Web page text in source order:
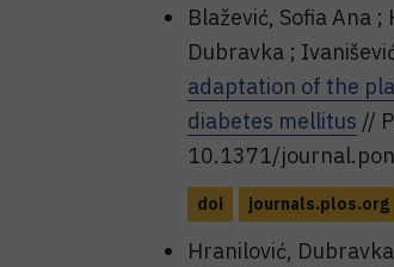
Blažević, Sofia Ana
Dubravka ;
adaptation of the
diabetes mellitus //
10.1371/
doi journals.plos.org
Hranilović,